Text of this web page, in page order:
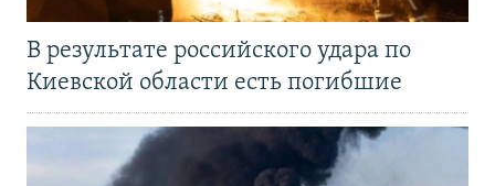
В результате российского удара по
Киевской области есть погибшие